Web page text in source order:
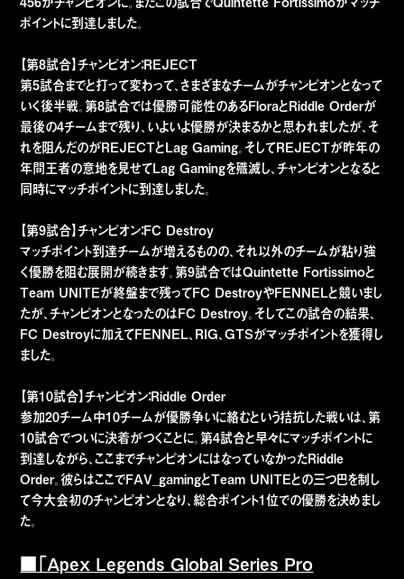
ポイントに到達しました。
【第8試合】チャンピオン：REJECT
第5試合までと打って変わって、さまざまなチームがチャンピオンとなって
いく後半戦。第8試合では優勝可能性のあるFloraとRiddle Orderが
最後の4チームまで残り、いよいよ優勝が決まるかと思われましたが、そ
れを阻んだのがREJECTとLag Gaming。そしてREJECTが昨年の
年間王者の意地を見せてLag Gamingを殲滅し、チャンピオンとなると
同時にマッチポイントに到達しました。
【第9試合】チャンピオン：FC Destroy
マッチポイント到達チームが増えるものの、それ以外のチームが粘り強
く優勝を阻む展開が続きます。第9試合ではQuintette Fortissimoと
Team UNITEが終盤まで残ってFC DestroyやFENNELと競いまし
たが、チャンピオンとなったのはFC Destroy。そしてこの試合の結果、
FC Destroyに加えてFENNEL、RIG、GTSがマッチポイントを獲得し
ました。
【第10試合】チャンピオン：Riddle Order
参加20チーム中10チームが優勝争いに絡むという拮抗した戦いは、第
10試合でついに決着がつくことに。第4試合と早々にマッチポイントに
到達しながら、ここまでチャンピオンにはなっていなかったRiddle
Order。彼らはここでFAV_gamingとTeam UNITEとの三つ巴を制し
て今大会初のチャンピオンとなり、総合ポイント1位での優勝を決めまし
た。
■「Apex Legends Global Series Pro